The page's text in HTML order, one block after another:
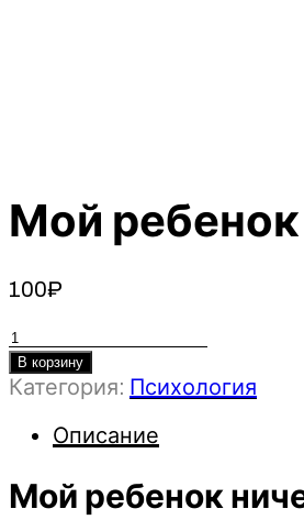
Мой
100₽
Количество
товара
Мой
ничего
хочет
В корзину
Категория: Психология
Описание
Мой ребенок